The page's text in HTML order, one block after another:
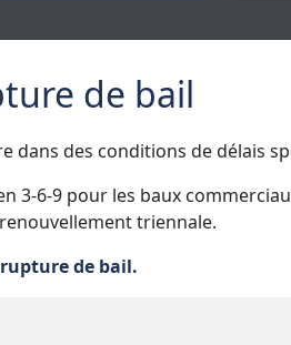
de bail
dans des conditions de délais
3-6-9 pour les baux
triennale.
de bail.